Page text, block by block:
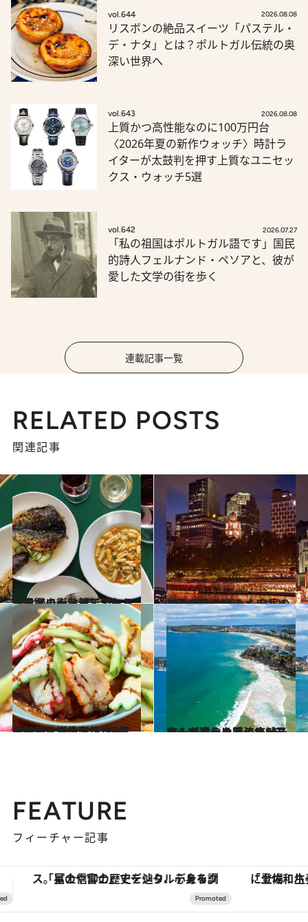
vol.644 2026.08.08
リスボンの絶品スイーツ「パステル・
デ・ナタ」とは？ポルトガル伝統の奥
深い世界へ
vol.643 2026.08.08
上質かつ高性能なのに100万円台
〈2026年夏の新作ウォッチ〉時計ラ
イターが太鼓判を押す上質なユニセッ
クス・ウォッチ5選
vol.642 2026.07.27
「私の祖国はポルトガル語です」国民
的詩人フェルナンド・ペソアと、彼が
愛した文学の街を歩く
連載記事一覧
RELATED POSTS
関連記事
2024.6.6
【シドニー散策】アートとファッションで溢れる美意識の街・パディントンへ
旅＆お出かけ 2024.6.3
ときめきの夜のメルボルン ナイトタイムも充実の2軒
旅＆お出かけ
2024.5.21
オーストラリアだからこそ味わえる多国籍な一皿。バリ、中東……世界の料理を堪能できる4件
旅＆お出かけ 2024.6.5
オーストラリア・サーフカルチャーの源流シドニーへ。文化を感じる地元の人が通う人気の店5軒
旅＆お出かけ
FEATURE
フィーチャー記事
「土佐和ハーブかき氷」がOMO7高知に登場！生姜、山椒、大葉など目にも舌にも涼を呼ぶ郷土の味 ヴァシュロン・コンスタンタ